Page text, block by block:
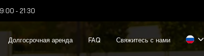
- 21:30
Долгосрочная аренда FAQ Свяжитесь с нами